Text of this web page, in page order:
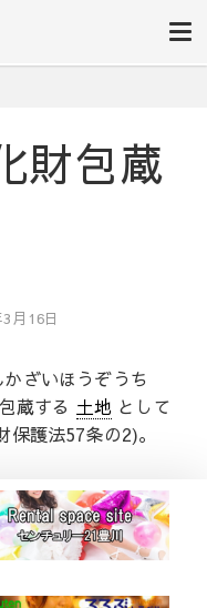
財包蔵
月16日
ざいほうぞうち
蔵する 土地 として
護法57条の2)。